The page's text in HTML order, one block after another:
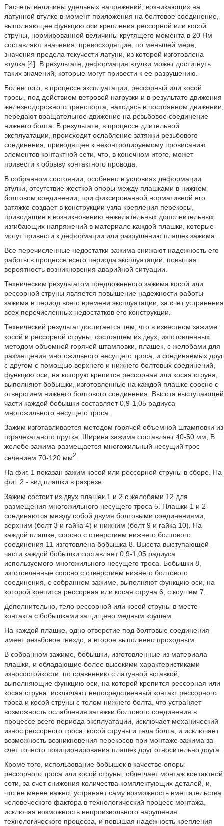
Расчеты величины удельных напряжений, возникающих на
латунной втулке в момент приложения на болтовое соединение,
выполняющее функцию оси крепления рессорной или косой
струны, нормированной величины крутящего момента в 20 Нм
составляют значения, превосходящие, по меньшей мере,
значения предела текучести латуни, из которой изготовлена
втулка [4]. В результате, деформация втулки может достигнуть
таких значений, которые могут привести к ее разрушению.
Более того, в процессе эксплуатации, рессорный или косой
тросы, под действием ветровой нагрузки и в результате движения
железнодорожного транспорта, находясь в постоянном движении,
передают вращательное движение на резьбовое соединение
нижнего болта. В результате, в процессе длительной
эксплуатации, происходит ослабление затяжки резьбового
соединения, приводящее к неконтролируемому провисанию
элементов контактной сети, что, в конечном итоге, может
привести к обрыву контактного провода.
В собранном состоянии, особенно в условиях деформации
втулки, отсутствие жесткой опоры между плашками в нижнем
болтовом соединении, при фиксированной нормативной его
затяжке создает в конструкции узла крепления перекосы,
приводящие к возникновению нежелательных дополнительных
изгибающих напряжений в материале каждой плашки, которые
могут привести к деформации или разрушению плашек зажима.
Все перечисленные недостатки зажима снижают надежность его
работы в процессе всего периода эксплуатации, повышая
вероятность возникновения аварийной ситуации.
Техническим результатом предложенного зажима косой или
рессорной струны является повышение надежности работы
зажима в период всего времени эксплуатации, за счет устранения
всех перечисленных недостатков его конструкции.
Технический результат достигается тем, что в известном зажиме
косой и рессорной струны, состоящем из двух, изготовленных
методом объемной горячей штамповки, плашек, с желобами для
размещения многожильного несущего троса, и соединяемых друг
с другом с помощью верхнего и нижнего болтовых соединений,
функцию оси, на которую крепится рессорная или косая струна,
выполняют бобышки, изготовленные на каждой плашке соосно с
отверстием нижнего болтового соединения. Высота выступающей
части каждой бобышки составляет 0,9-1,05 радиуса
многожильного несущего троса.
Зажим изготавливается методом горячей объемной штамповки из
горячекатаного прутка. Ширина зажима составляет 40-50 мм, В
желобе зажима размещается многожильный несущий трос
сечением 70-120 мм2
На фиг. 1 показан зажим косой или рессорной струны в сборе. На
фиг. 2 - вид плашки в разрезе.
Зажим состоит из двух плашек 1 и 2 с желобами 12 для
размещения многожильного несущего троса 5. Плашки 1 и 2
соединяются между собой двумя болтовыми соединениями,
верхним (болт 3 и гайка 4) и нижним (болт 9 и гайка 10). На
каждой плашке, соосно с отверстием нижнего болтового
соединения 11 изготовлена бобышка 8. Высота выступающей
части каждой бобышки составляет 0,9-1,05 радиуса
используемого многожильного несущего троса. Бобышки 8,
изготовленные соосно с отверстием нижнего болтового
соединения, с собранном зажиме, выполняют функцию оси, на
которой крепится рессорная или косая струна 6, с коушем 7.
Дополнительно, тело рессорной или косой струны в месте
контакта с бобышками защищено медным коушем.
На каждой плашке, одно отверстие под болтовые соединения
имеет резьбовое гнездо, а второе выполнено проходным.
В собранном зажиме, бобышки, изготовленные из материала
плашки, и обладающие более высокими характеристиками
износостойкости, по сравнению с латунной вставкой,
выполняющие функцию оси, на которой крепится рессорная или
косая струна, исключают непосредственный контакт рессорного
троса и косой струны с телом нижнего болта, что устраняет
возможность ослабления затяжки болтового соединения в
процессе всего периода эксплуатации, исключает механический
износ рессорного троса, косой струны и тела болта, и исключает
возможность возникновения перекосов при монтаже зажима за
счет точного позиционирования плашек друг относительно друга.
Кроме того, использование бобышек в качестве опоры
рессорного троса или косой струны, облегчает монтаж контактной
сети, за счет снижения количества комплектующих деталей, и,
что не менее важно, устраняет саму возможность вмешательства
человеческого фактора в технологический процесс монтажа,
исключая возможность непроизвольного нарушения
технологического процесса, и повышая надежность крепления